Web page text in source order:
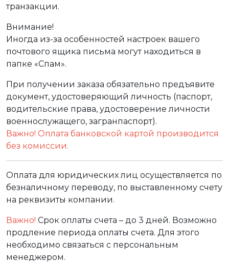
транзакции.
Внимание!
Иногда из-за особенностей настроек вашего
почтового ящика письма могут находиться в
папке «Спам».
При получении заказа обязательно предъявите
документ, удостоверяющий личность (паспорт,
водительские права, удостоверение личности
военнослужащего, загранпаспорт).
Важно! Оплата банковской картой производится
без комиссии.
Оплата для юридических лиц осуществляется по
безналичному переводу, по выставленному счету
на реквизиты компании.
Важно! Срок оплаты счета – до 3 дней. Возможно
продление периода оплаты счета. Для этого
необходимо связаться с персональным
менеджером.